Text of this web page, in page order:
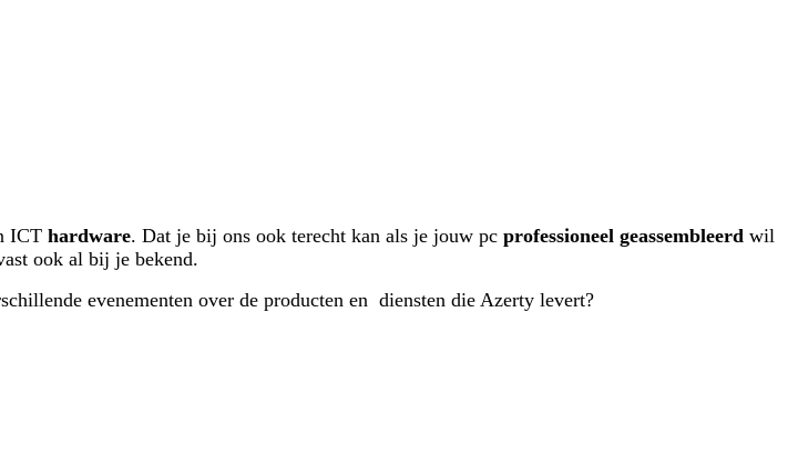
ICT hardware. Dat je bij ons ook terecht kan als je jouw pc professioneel geassembleerd wil
ook al bij je bekend.
evenementen over de producten en diensten die Azerty levert?